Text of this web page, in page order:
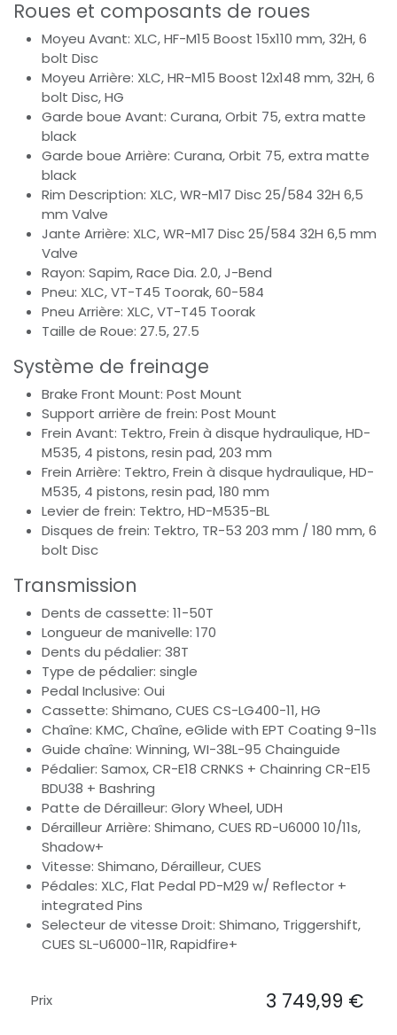
Roues et composants de roues
Moyeu Avant: XLC, HF-M15 Boost 15x110 mm, 32H, 6
bolt Disc
Moyeu Arrière: XLC, HR-M15 Boost 12x148 mm, 32H, 6
bolt Disc, HG
Garde boue Avant: Curana, Orbit 75, extra matte
black
Garde boue Arrière: Curana, Orbit 75, extra matte
black
Rim Description: XLC, WR-M17 Disc 25/584 32H 6,5
mm Valve
Jante Arrière: XLC, WR-M17 Disc 25/584 32H 6,5 mm
Valve
Rayon: Sapim, Race Dia. 2.0, J-Bend
Pneu: XLC, VT-T45 Toorak, 60-584
Pneu Arrière: XLC, VT-T45 Toorak
Taille de Roue: 27.5, 27.5
Système de freinage
Brake Front Mount: Post Mount
Support arrière de frein: Post Mount
Frein Avant: Tektro, Frein à disque hydraulique, HD-
M535, 4 pistons, resin pad, 203 mm
Frein Arrière: Tektro, Frein à disque hydraulique, HD-
M535, 4 pistons, resin pad, 180 mm
Levier de frein: Tektro, HD-M535-BL
Disques de frein: Tektro, TR-53 203 mm / 180 mm, 6
bolt Disc
Transmission
Dents de cassette: 11-50T
Longueur de manivelle: 170
Dents du pédalier: 38T
Type de pédalier: single
Pedal Inclusive: Oui
Cassette: Shimano, CUES CS-LG400-11, HG
Chaîne: KMC, Chaîne, eGlide with EPT Coating 9-11s
Guide chaîne: Winning, WI-38L-95 Chainguide
Pédalier: Samox, CR-E18 CRNKS + Chainring CR-E15
BDU38 + Bashring
Patte de Dérailleur: Glory Wheel, UDH
Dérailleur Arrière: Shimano, CUES RD-U6000 10/11s,
Shadow+
Vitesse: Shimano, Dérailleur, CUES
Pédales: XLC, Flat Pedal PD-M29 w/ Reflector +
integrated Pins
Selecteur de vitesse Droit: Shimano, Triggershift,
CUES SL-U6000-11R, Rapidfire+
Prix 3 749,99 €